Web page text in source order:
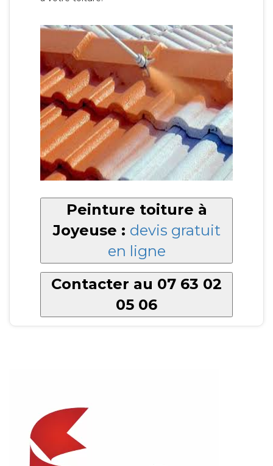
Peinture toiture à
Joyeuse : devis gratuit
en ligne
Contacter au 07 63 02
05 06